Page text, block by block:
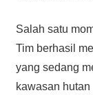
Salah satu
Tim berhasil
yang sedang
kawasan